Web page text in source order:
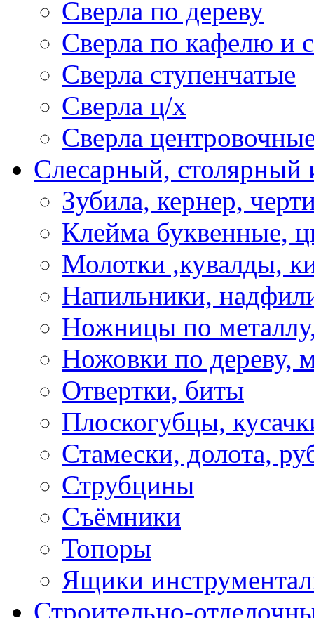
Сверла по дереву
Сверла по кафелю и
Сверла ступенчатые
Сверла ц/х
Сверла
Слесарный, столярный
Зубила, кернер,
Клейма буквенные,
Молотки ,кувалды,
Напильники,
Ножницы по
Ножовки по дереву,
Отвертки, биты
Плоскогубцы,
Стамески, долота,
Струбцины
Съёмники
Топоры
Ящики
Строительно-